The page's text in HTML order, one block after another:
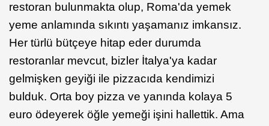
restoran bulunmakta olup, Roma'da yemek
yeme anlamında sıkıntı yaşamanız imkansız.
Her türlü bütçeye hitap eder durumda
restoranlar mevcut, bizler İtalya'ya kadar
gelmişken geyiği ile pizzacıda kendimizi
bulduk. Orta boy pizza ve yanında kolaya 5
euro ödeyerek öğle yemeği işini hallettik. Ama